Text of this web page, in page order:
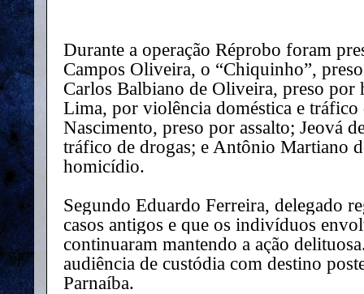
Durante a operação Réprobo foram
Campos Oliveira, o “Chiquinho”,
Carlos Balbiano de Oliveira, preso por
Lima, por violência doméstica e tráfico
Nascimento, preso por assalto; Jeová
tráfico de drogas; e Antônio Martiano
homicídio.
Segundo Eduardo Ferreira, delegado
casos antigos e que os indivíduos
continuaram mantendo a ação
audiência de custódia com destino
Parnaíba.